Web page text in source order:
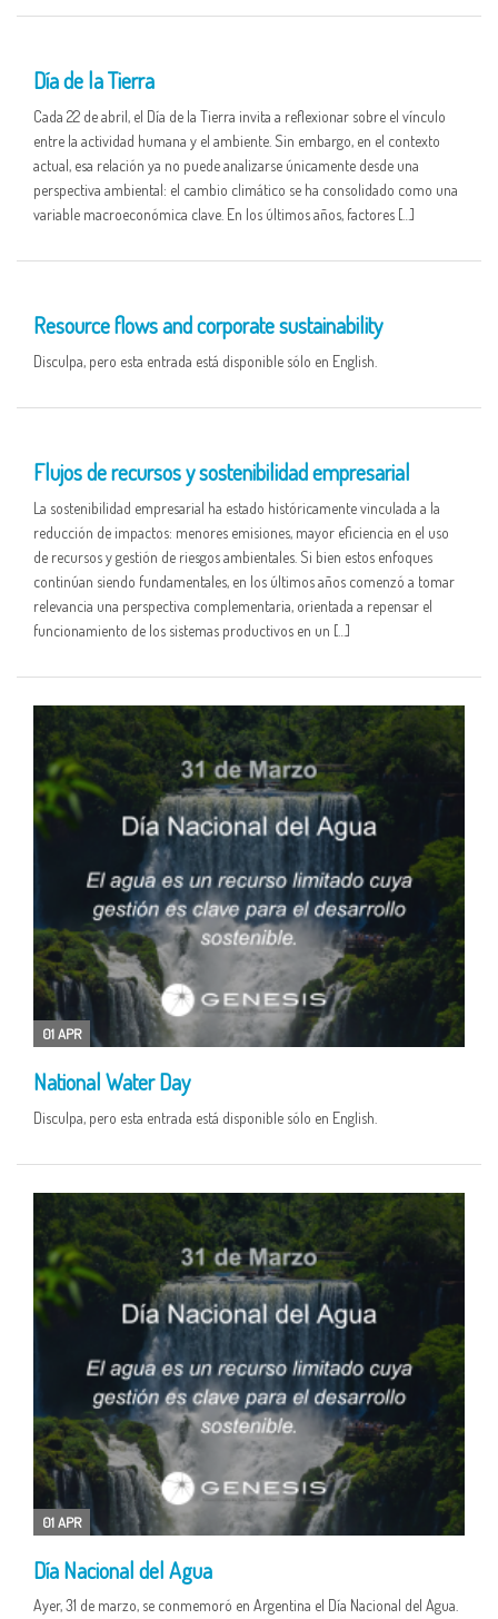
Día de la Tierra
Cada 22 de abril, el Día de la Tierra invita a reflexionar sobre el vínculo
entre la actividad humana y el ambiente. Sin embargo, en el contexto
actual, esa relación ya no puede analizarse únicamente desde una
perspectiva ambiental: el cambio climático se ha consolidado como una
variable macroeconómica clave. En los últimos años, factores […]
Resource flows and corporate sustainability
Disculpa, pero esta entrada está disponible sólo en English.
Flujos de recursos y sostenibilidad empresarial
La sostenibilidad empresarial ha estado históricamente vinculada a la
reducción de impactos: menores emisiones, mayor eficiencia en el uso
de recursos y gestión de riesgos ambientales. Si bien estos enfoques
continúan siendo fundamentales, en los últimos años comenzó a tomar
relevancia una perspectiva complementaria, orientada a repensar el
funcionamiento de los sistemas productivos en un […]
01 APR
National Water Day
Disculpa, pero esta entrada está disponible sólo en English.
01 APR
Día Nacional del Agua
Ayer, 31 de marzo, se conmemoró en Argentina el Día Nacional del Agua.